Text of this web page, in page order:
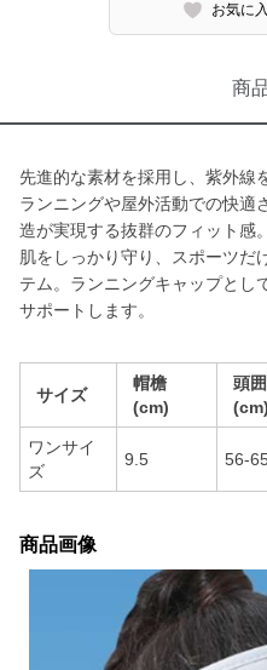
お気に
商
先進的な素材を採用し、紫外線
ランニングや屋外活動での快適
造が実現する抜群のフィット感
肌をしっかり守り、スポーツだ
テム。ランニングキャップとし
サポートします。
サイズ
帽檐
(cm)
頭囲
(cm)
ワンサイ
ズ
9.5 56-
商品画像